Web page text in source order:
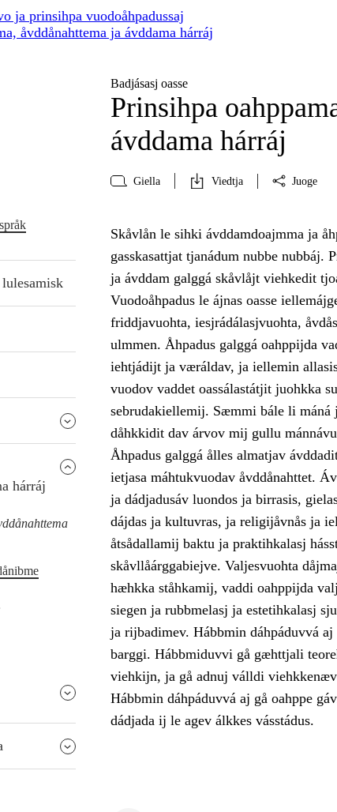
ja prinsihpa vuodoåhpadussaj
åvddånahttema ja ávddama hárráj
Badjásasj oasse
Prinsihpa
ávddama hárráj
Giella Viedtja Juoge
hárráj
Skåvlån le sihki ávddamdoajmma ja
gasskasattjat tjanádum nubbe nubbáj.
ja ávddam galggá skåvlåjt viehkedit
Vuodoåhpadus le ájnas oasse
friddjavuohta, iesjrádálasjvuohta,
ulmmen. Åhpadus galggá oahppijda
iehtjádijt ja væráldav, ja iellemin
vuodov vaddet oassálastátjit juohkka
sebrudakiellemij. Sæmmi bále li
dåhkkidit dav árvov mij gullu
Åhpadus galggá ålles almatjav
ietjasa máhtukvuodav åvddånahttet.
ja dádjadusáv luondos ja birrasis,
dájdas ja kultuvras, ja religijåvnås ja
åtsådallamij baktu ja praktihkalasj
skåvllåárggabiejve. Valjesvuohta
hæhkka ståhkamij, vaddi oahppijda
siegen ja rubbmelasj ja estetihkalasj
ja rijbadimev. Hábbmin dáhpáduvvá
barggi. Hábbmiduvvi gå gæhttjali
viehkijn, ja gå adnuj válldi
Hábbmin dáhpáduvvá aj gå oahppe
dádjada ij le agev álkkes vásstádus.